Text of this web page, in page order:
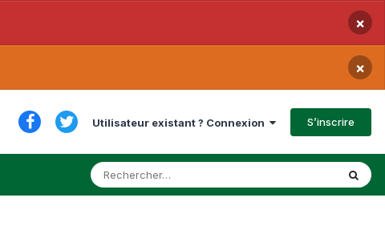
×
×
Utilisateur existant ? Connexion S’inscrire